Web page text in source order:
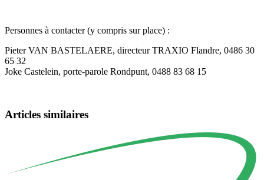
Personnes à contacter (y compris sur place) :
Pieter VAN BASTELAERE, directeur TRAXIO Flandre, 0486 30
65 32
Joke Castelein, porte-parole Rondpunt, 0488 83 68 15
Articles similaires